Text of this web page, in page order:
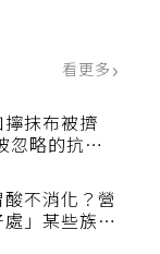
看更多
擰抹布被擠
忽略的抗老